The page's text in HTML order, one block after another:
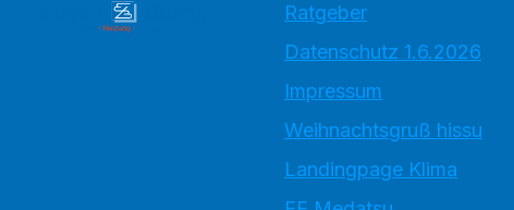
Ratgeber
Datenschutz 1.6.2026
Impressum
Weihnachtsgruß hissu
Landingpage Klima